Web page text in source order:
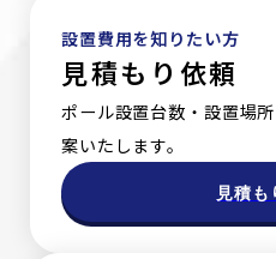
設置費用を知りたい方
見積もり依頼
ポール設置台数・設置場
案いたします。
見積も